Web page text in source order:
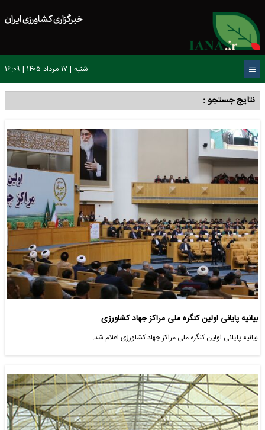
خبرگزاری کشاورزی ایران
شنبه | ۱۷ مرداد ۱۴۰۵ | ۱۶:۰۹
نتایج جستجو :
بیانیه پایانی اولین کنگره ملی مراکز جهاد کشاورزی
بیانیه پایانی اولین کنگره ملی مراکز جهاد کشاورزی اعلام شد.